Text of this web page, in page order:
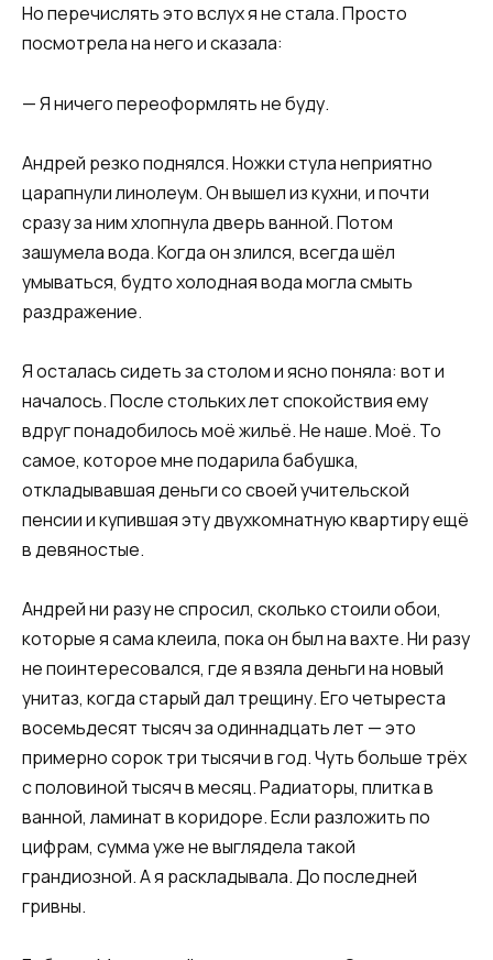
Но перечислять это вслух я не стала. Просто
посмотрела на него и сказала:
— Я ничего переоформлять не буду.
Андрей резко поднялся. Ножки стула неприятно
царапнули линолеум. Он вышел из кухни, и почти
сразу за ним хлопнула дверь ванной. Потом
зашумела вода. Когда он злился, всегда шёл
умываться, будто холодная вода могла смыть
раздражение.
Я осталась сидеть за столом и ясно поняла: вот и
началось. После стольких лет спокойствия ему
вдруг понадобилось моё жильё. Не наше. Моё. То
самое, которое мне подарила бабушка,
откладывавшая деньги со своей учительской
пенсии и купившая эту двухкомнатную квартиру ещё
в девяностые.
Андрей ни разу не спросил, сколько стоили обои,
которые я сама клеила, пока он был на вахте. Ни разу
не поинтересовался, где я взяла деньги на новый
унитаз, когда старый дал трещину. Его четыреста
восемьдесят тысяч за одиннадцать лет — это
примерно сорок три тысячи в год. Чуть больше трёх
с половиной тысяч в месяц. Радиаторы, плитка в
ванной, ламинат в коридоре. Если разложить по
цифрам, сумма уже не выглядела такой
грандиозной. А я раскладывала. До последней
гривны.